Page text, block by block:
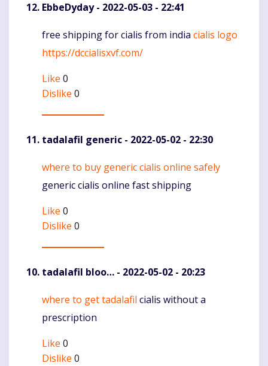
EbbeDyday- 2022-05-03 - 22:41
Komentaras
free shipping for cialis from india cialis logo
https://dccialisxvf.com/
Like 0
Dislike 0
tadalafil generic - 2022-05-02 - 22:30
Komentaras
where to buy generic cialis online safely
generic cialis online fast shipping
Like 0
Dislike 0
tadalafil bloo… - 2022-05-02 - 20:23
Komentaras
where to get tadalafil cialis without a
prescription
Like 0
Dislike 0